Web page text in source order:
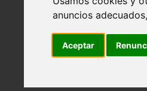
anuncios
Aceptar